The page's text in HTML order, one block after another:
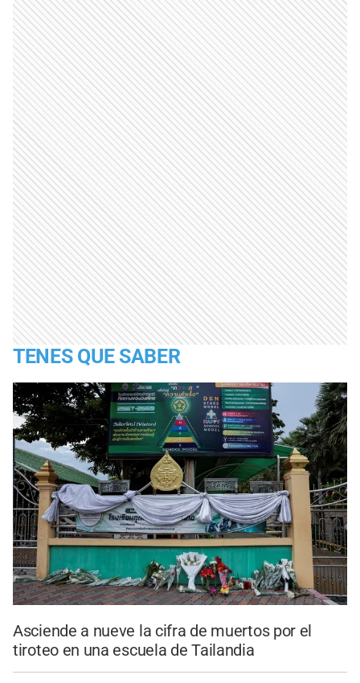
TENES QUE SABER
Asciende a nueve la cifra de muertos por el
tiroteo en una escuela de Tailandia